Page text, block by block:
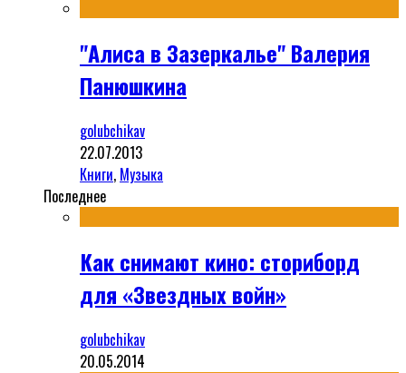
"Алиса в Зазеркалье" Валерия
Панюшкина
golubchikav
22.07.2013
Книги, Музыка
Последнее
Как снимают кино: сториборд
для «Звездных войн»
golubchikav
20.05.2014